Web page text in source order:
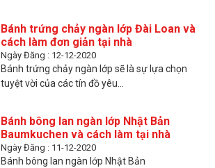
Bánh trứng chảy ngàn lớp Đài Loan và
cách làm đơn giản tại nhà
Ngày Đăng : 12-12-2020
Bánh trứng chảy ngàn lớp sẽ là sự lựa chọn
tuyệt vời của các tín đồ yêu...
Bánh bông lan ngàn lớp Nhật Bản
Baumkuchen và cách làm tại nhà
Ngày Đăng : 11-12-2020
Bánh bông lan ngàn lớp Nhật Bản